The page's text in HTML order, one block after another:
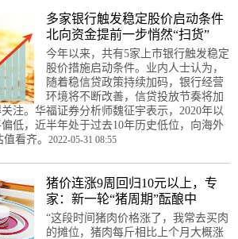
多家银行触发稳定股价启动条件
北向资金提前一步悄然“扫货”
今年以来，共有5家上市银行触发稳定
股价措施启动条件。业内人士认为，
随着稳信贷政策持续加码，银行经营
环境将不断改善，信贷投放节奏将加
注。华福证券分析师魏征宇表示，2020年以
低，近半年处于过去10年历史低位，向海外
看齐。 2022-05-31 08:55
猪价连涨9周回归10元以上，专
家：新一轮“猪周期”酝酿中
“这段时间猪肉价格涨了，我常去买肉
的摊位，猪肉每斤相比上个月大概涨